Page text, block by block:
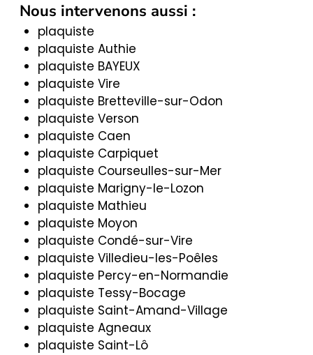
Nous intervenons aussi :
plaquiste
plaquiste Authie
plaquiste BAYEUX
plaquiste Vire
plaquiste Bretteville-sur-Odon
plaquiste Verson
plaquiste Caen
plaquiste Carpiquet
plaquiste Courseulles-sur-Mer
plaquiste Marigny-le-Lozon
plaquiste Mathieu
plaquiste Moyon
plaquiste Condé-sur-Vire
plaquiste Villedieu-les-Poêles
plaquiste Percy-en-Normandie
plaquiste Tessy-Bocage
plaquiste Saint-Amand-Village
plaquiste Agneaux
plaquiste Saint-Lô